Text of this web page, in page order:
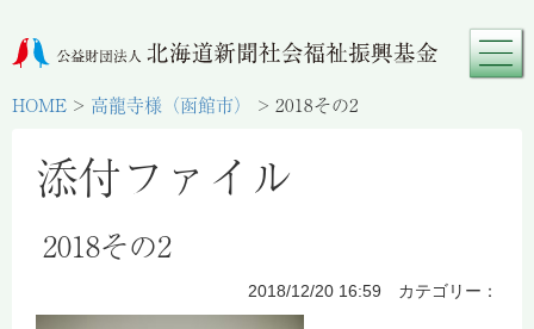
HOME > 高龍寺様（函館市） > 2018その2
添付ファイル
2018その2
2018/12/20 16:59 カテゴリー：